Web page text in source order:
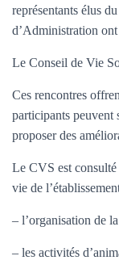
représentants élus
d’Administration
Le Conseil de Vie
Ces rencontres
participants peuvent
proposer des
Le CVS est consulté
vie de
– l’organisation de
– les activités